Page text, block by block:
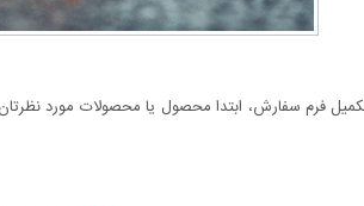
فرم سفارش، ابتدا محصول یا محصولات مورد